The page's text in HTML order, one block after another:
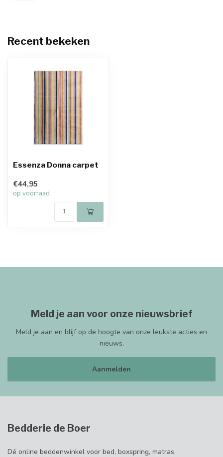
Recent bekeken
Essenza Donna carpet
€44,95
op voorraad
Meld je aan voor onze nieuwsbrief
Meld je aan en blijf op de hoogte van onze leukste acties en
nieuws.
Aanmelden
Bedderie de Boer
Dé online beddenwinkel voor bed, boxspring, matras,